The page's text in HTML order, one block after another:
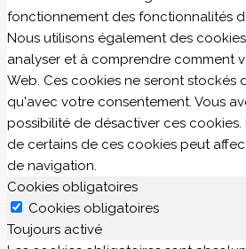
fonctionnement des fonctionnalités
Nous utilisons également des
analyser et à comprendre comment
Web. Ces cookies ne seront stockés
qu'avec votre consentement. Vous
possibilité de désactiver ces cookies.
de certains de ces cookies peut
de navigation.
Cookies obligatoires
Cookies obligatoires
Toujours activé